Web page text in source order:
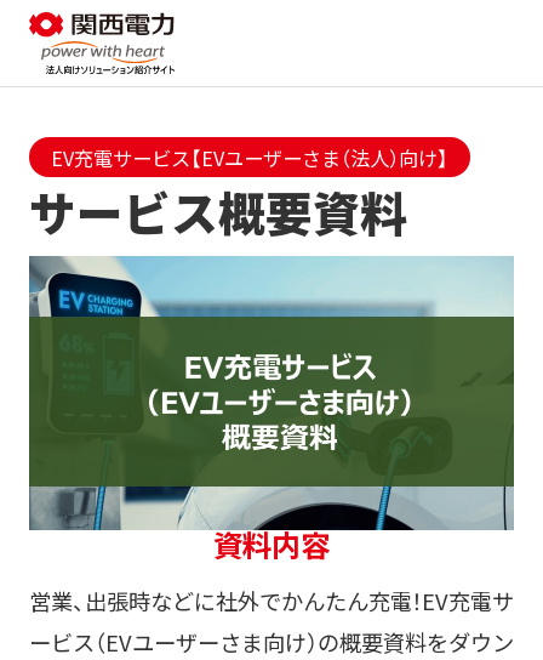
EV充電サービス【EVユーザーさま（法人）向け】
サービス概要資料
資料内容
営業、出張時などに社外でかんたん充電！EV充電サ
ービス（EVユーザーさま向け）の概要資料をダウン